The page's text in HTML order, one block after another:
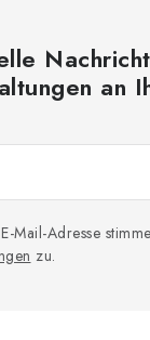
an
Mail-Adresse
zu.